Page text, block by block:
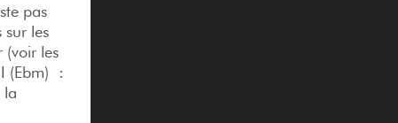
pas
les
(voir les
(Ebm) :
la